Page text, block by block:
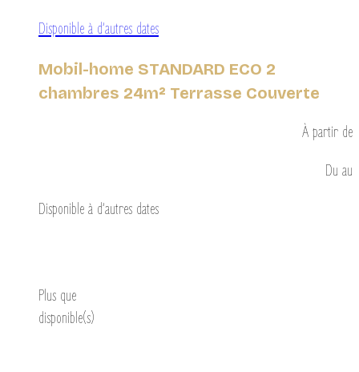
Disponible à d’autres dates
Mobil-home STANDARD ECO 2
chambres 24m² Terrasse Couverte
À partir de
Du au
Disponible à d’autres dates
Plus que
disponible(s)